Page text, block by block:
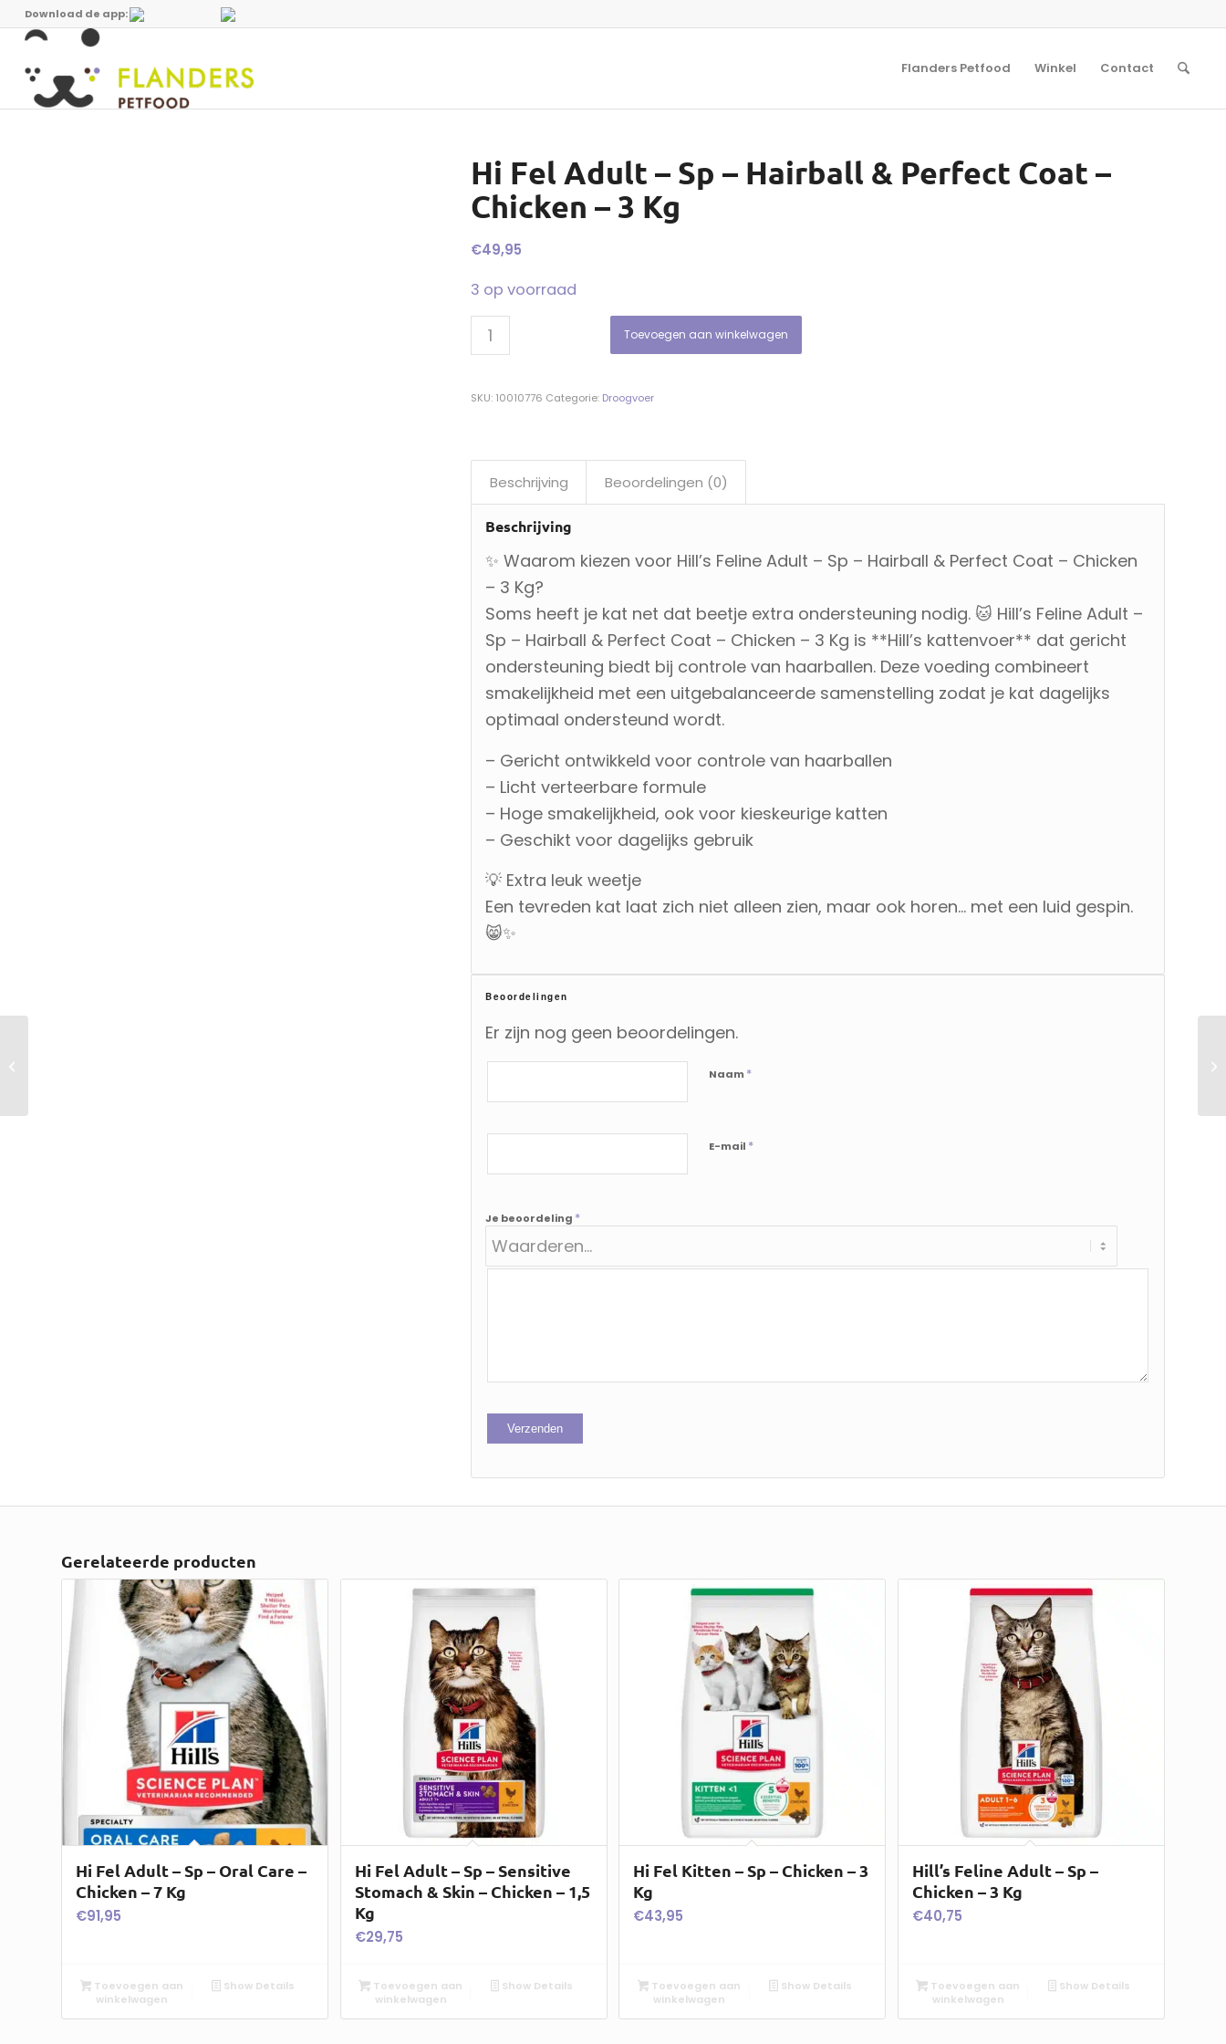
Download de app:
Flanders Petfood Winkel Contact
Hi Fel Adult – Sp – Hairball & Perfect Coat –
Chicken – 3 Kg
€49,95
3 op voorraad
Toevoegen aan winkelwagen
SKU: 10010776 Categorie: Droogvoer
Beschrijving Beoordelingen (0)
Beschrijving
✨ Waarom kiezen voor Hill’s Feline Adult – Sp – Hairball & Perfect Coat – Chicken
– 3 Kg?
Soms heeft je kat net dat beetje extra ondersteuning nodig. 🐱 Hill’s Feline Adult –
Sp – Hairball & Perfect Coat – Chicken – 3 Kg is **Hill’s kattenvoer** dat gericht
ondersteuning biedt bij controle van haarballen. Deze voeding combineert
smakelijkheid met een uitgebalanceerde samenstelling zodat je kat dagelijks
optimaal ondersteund wordt.
– Gericht ontwikkeld voor controle van haarballen
– Licht verteerbare formule
– Hoge smakelijkheid, ook voor kieskeurige katten
– Geschikt voor dagelijks gebruik
💡 Extra leuk weetje
Een tevreden kat laat zich niet alleen zien, maar ook horen… met een luid gespin.
😸✨
Beoordelingen
Er zijn nog geen beoordelingen.
Naam *
E-mail *
Je beoordeling *
Gerelateerde producten
Hi Fel Adult – Sp – Oral Care –
Chicken – 7 Kg
€91,95
Toevoegen aan
winkelwagen
Show Details
Hi Fel Adult – Sp – Sensitive
Stomach & Skin – Chicken – 1,5
Kg
€29,75
Toevoegen aan
winkelwagen
Show Details
Hi Fel Kitten – Sp – Chicken – 3
Kg
€43,95
Toevoegen aan
winkelwagen
Show Details
Hill’s Feline Adult – Sp –
Chicken – 3 Kg
€40,75
Toevoegen aan
winkelwagen
Show Details